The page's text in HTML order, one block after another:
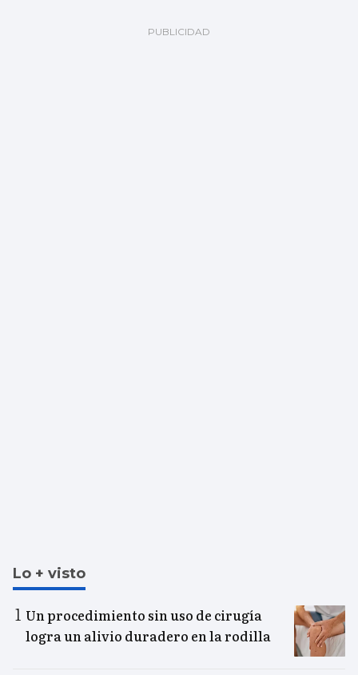
Lo + visto
Un procedimiento sin uso de cirugía
logra un alivio duradero en la rodilla